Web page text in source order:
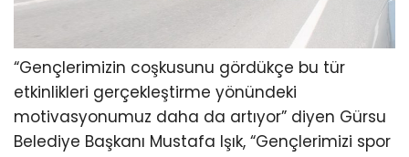
“Gençlerimizin coşkusunu gördükçe bu tür
etkinlikleri gerçekleştirme yönündeki
motivasyonumuz daha da artıyor” diyen Gürsu
Belediye Başkanı Mustafa Işık, “Gençlerimizi spor